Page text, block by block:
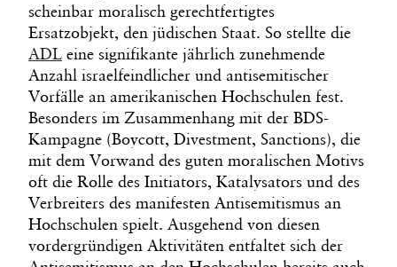
scheinbar moralisch gerechtfertigtes
Ersatzobjekt, den jüdischen Staat. So stellte die
ADL eine signifikante jährlich zunehmende
Anzahl israelfeindlicher und antisemitischer
Vorfälle an amerikanischen Hochschulen fest.
Besonders im Zusammenhang mit der BDS-
Kampagne (Boycott, Divestment, Sanctions), die
mit dem Vorwand des guten moralischen Motivs
oft die Rolle des Initiators, Katalysators und des
Verbreiters des manifesten Antisemitismus an
Hochschulen spielt. Ausgehend von diesen
vordergründigen Aktivitäten entfaltet sich der